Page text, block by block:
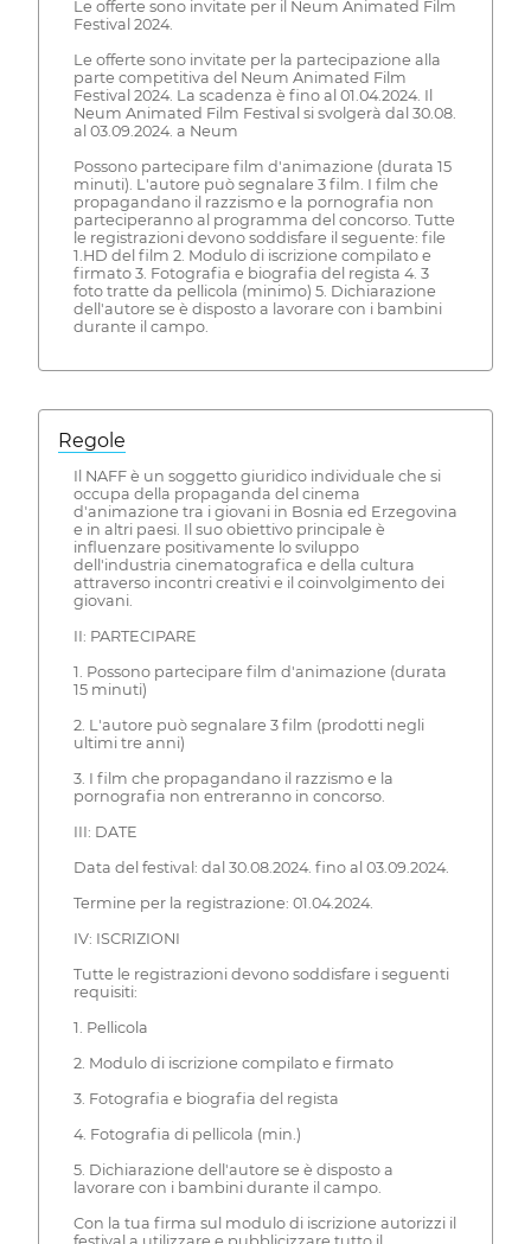
Le offerte sono invitate per il Neum Animated Film
Festival 2024.
Le offerte sono invitate per la partecipazione alla
parte competitiva del Neum Animated Film
Festival 2024. La scadenza è fino al 01.04.2024. Il
Neum Animated Film Festival si svolgerà dal 30.08.
al 03.09.2024. a Neum
Possono partecipare film d'animazione (durata 15
minuti). L'autore può segnalare 3 film. I film che
propagandano il razzismo e la pornografia non
parteciperanno al programma del concorso. Tutte
le registrazioni devono soddisfare il seguente: file
1.HD del film 2. Modulo di iscrizione compilato e
firmato 3. Fotografia e biografia del regista 4. 3
foto tratte da pellicola (minimo) 5. Dichiarazione
dell'autore se è disposto a lavorare con i bambini
durante il campo.
Regole
Il NAFF è un soggetto giuridico individuale che si
occupa della propaganda del cinema
d'animazione tra i giovani in Bosnia ed Erzegovina
e in altri paesi. Il suo obiettivo principale è
influenzare positivamente lo sviluppo
dell'industria cinematografica e della cultura
attraverso incontri creativi e il coinvolgimento dei
giovani.
II: PARTECIPARE
1. Possono partecipare film d'animazione (durata
15 minuti)
2. L'autore può segnalare 3 film (prodotti negli
ultimi tre anni)
3. I film che propagandano il razzismo e la
pornografia non entreranno in concorso.
III: DATE
Data del festival: dal 30.08.2024. fino al 03.09.2024.
Termine per la registrazione: 01.04.2024.
IV: ISCRIZIONI
Tutte le registrazioni devono soddisfare i seguenti
requisiti:
1. Pellicola
2. Modulo di iscrizione compilato e firmato
3. Fotografia e biografia del regista
4. Fotografia di pellicola (min.)
5. Dichiarazione dell'autore se è disposto a
lavorare con i bambini durante il campo.
Con la tua firma sul modulo di iscrizione autorizzi il